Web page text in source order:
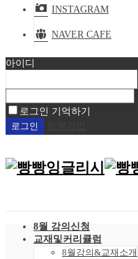
INSTAGRAM
NAVER CAFE
아이디
로그인 기억하기
8월 강의신청
교재및커리큘럼
8월강의&교재소개